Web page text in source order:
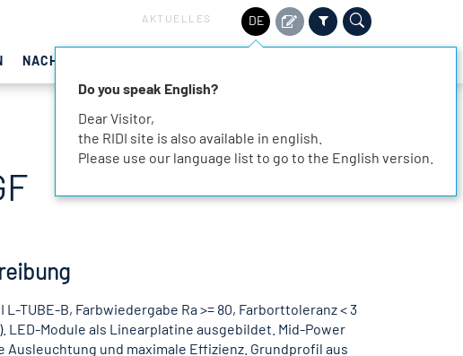
AKTUELLES DE
NACHHALTIGKEIT
TUBE-B, Farbwiedergabe Ra >= 80, Farborttoleranz < 3
LED-Module als Linearplatine ausgebildet. Mid-Power
Ausleuchtung und maximale Effizienz. Grundprofil aus
Do you speak English?
Dear Visitor,
the RIDI site is also available in english.
Please use our language list to go to the English version.